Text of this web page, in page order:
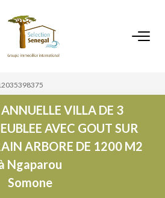
ACCUEIL
NOS BIENS
UN BIEN
VOTRE RECHERCHE
VILLA DE 3
AVEC GOUT SUR
ARBORE DE 1200 M2
Ngaparou
Somone